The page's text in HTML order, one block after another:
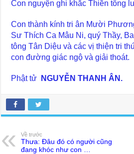
Con nguyện ghi khắc Thiền tông
Con thành kính tri ân Mười
Sư Thích Ca Mâu Ni, quý Thầy,
tông Tân Diệu và các vị thiện tri
con đường giác ngộ và giải thoát.
Phật tử NGUYỄN THANH ÂN.
Về trước
Thưa: Đâu đó có người cũng
đang khóc như con …